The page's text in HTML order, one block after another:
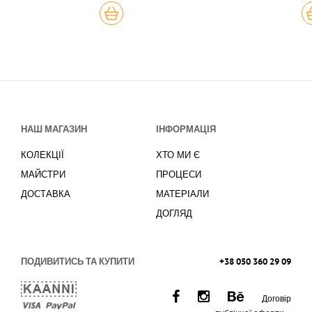
КУПИТЬ
НАШ МАГАЗИН
КОЛЕКЦІЇ
МАЙСТРИ
ДОСТАВКА
ІНФОРМАЦІЯ
ХТО МИ Є
ПРОЦЕСИ
МАТЕРІАЛИ
ДОГЛЯД
ПОДИВИТИСЬ ТА КУПИТИ +38 050 360 29 09
Договір